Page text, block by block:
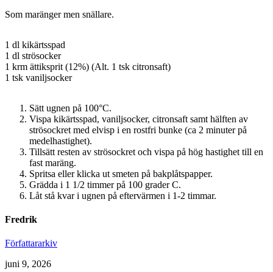
Som maränger men snällare.
1 dl kikärtsspad
1 dl strösocker
1 krm ättiksprit (12%) (Alt. 1 tsk citronsaft)
1 tsk vaniljsocker
Sätt ugnen på 100°C.
Vispa kikärtsspad, vaniljsocker, citronsaft samt hälften av
strösockret med elvisp i en rostfri bunke (ca 2 minuter på
medelhastighet).
Tillsätt resten av strösockret och vispa på hög hastighet till en
fast maräng.
Spritsa eller klicka ut smeten på bakplåtspapper.
Grädda i 1 1/2 timmer på 100 grader C.
Låt stå kvar i ugnen på eftervärmen i 1-2 timmar.
Fredrik
Författararkiv
juni 9, 2026